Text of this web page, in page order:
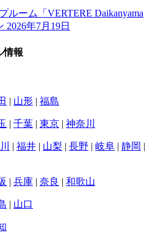
ルーム「VERTERE Daikanyama
2026年7月19日
情報
| 山形 | 福島
| 千葉 | 東京 | 神奈川
| 福井 | 山梨 | 長野 | 岐阜 | 静岡 |
| 兵庫 | 奈良 | 和歌山
| 山口